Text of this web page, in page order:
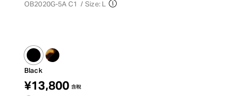
OB2020G-5A C1 / Size: L
Black
¥13,800 含稅